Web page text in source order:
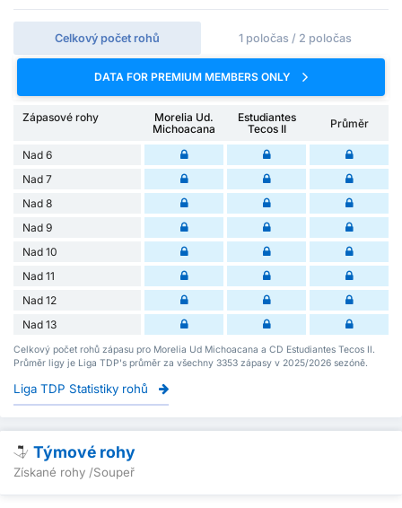
Celkový počet rohů 1 poločas / 2 poločas
DATA FOR PREMIUM MEMBERS ONLY
Zápasové rohy
Morelia Ud.
Michoacana
Estudiantes
Tecos II
Průměr
Nad 6
Nad 7
Nad 8
Nad 9
Nad 10
Nad 11
Nad 12
Nad 13
Celkový počet rohů zápasu pro Morelia Ud Michoacana a CD Estudiantes Tecos II.
Průměr ligy je Liga TDP's průměr za všechny 3353 zápasy v 2025/2026 sezóně.
Liga TDP Statistiky rohů
Týmové rohy
Získané rohy /Soupeř